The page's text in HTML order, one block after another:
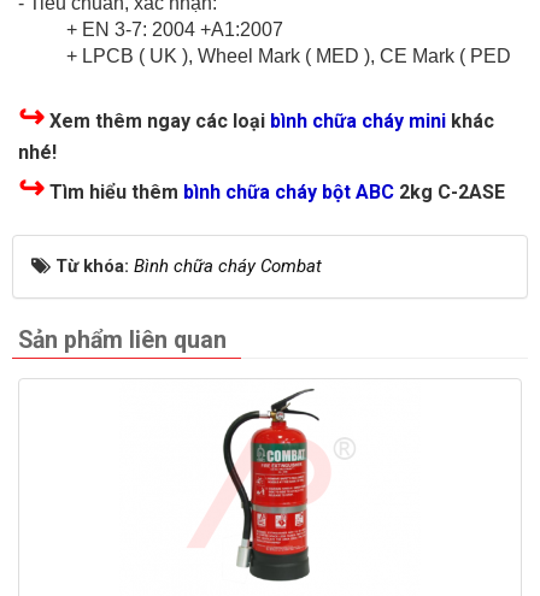
+ EN 3-7: 2004 +A1:2007
+ LPCB ( UK ), Wheel Mark ( MED ), CE Mark ( PED
↪ Xem thêm ngay các loại bình chữa cháy mini khác
nhé!
↪ Tìm hiểu thêm bình chữa cháy bột ABC 2kg C-2ASE
Từ khóa: Bình chữa cháy Combat
Sản phẩm liên quan